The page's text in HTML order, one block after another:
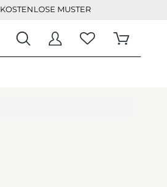
KOSTENLOSE MUSTER